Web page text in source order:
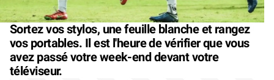
Sortez vos stylos, une feuille blanche et rangez
vos portables. Il est l'heure de vérifier que vous
avez passé votre week-end devant votre
téléviseur.